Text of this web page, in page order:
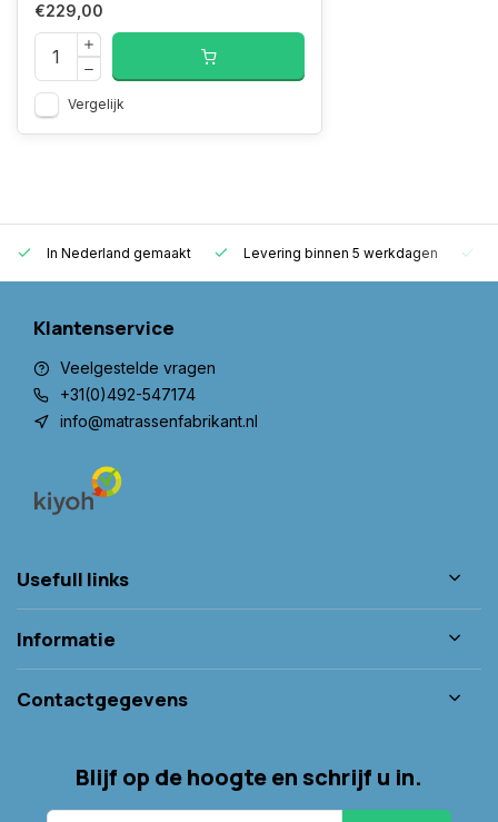
€229,00
Vergelijk
In Nederland gemaakt Levering binnen 5 werkdagen
Klantenservice
Veelgestelde vragen
+31(0)492-547174
info@matrassenfabrikant.nl
Usefull links
Informatie
Contactgegevens
Blijf op de hoogte en schrijf u in.